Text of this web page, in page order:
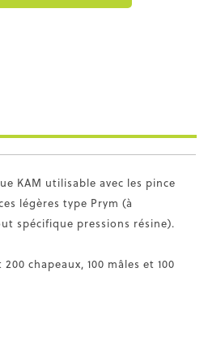
KAM utilisable avec les pince
légères type Prym (à
spécifique pressions résine).
chapeaux, 100 mâles et 100